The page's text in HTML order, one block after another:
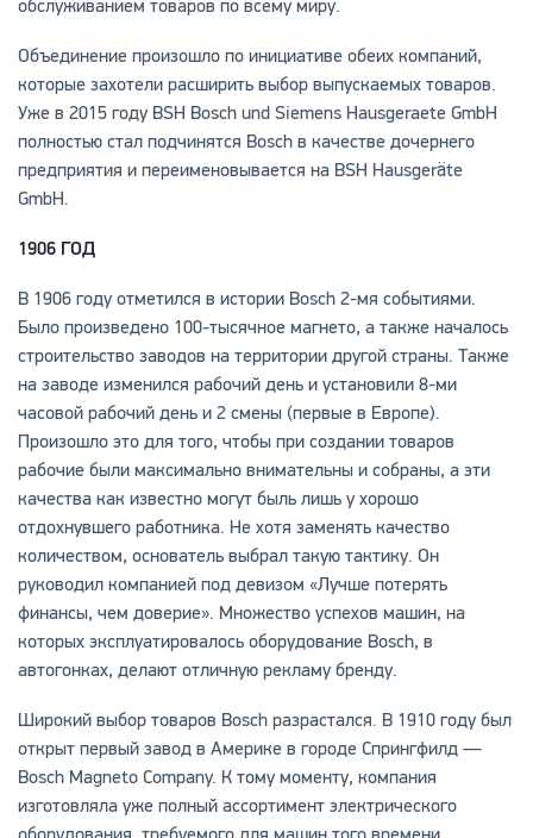
обслуживанием товаров по всему миру.
Объединение произошло по инициативе обеих компаний,
которые захотели расширить выбор выпускаемых товаров.
Уже в 2015 году BSH Bosch und Siemens Hausgeraete GmbH
полностью стал подчинятся Bosch в качестве дочернего
предприятия и переименовывается на BSH Hausgeräte
GmbH.
1906 ГОД
В 1906 году отметился в истории Bosсh 2-мя событиями.
Было произведено 100-тысячное магнето, а также началось
строительство заводов на территории другой страны. Также
на заводе изменился рабочий день и установили 8-ми
часовой рабочий день и 2 смены (первые в Европе).
Произошло это для того, чтобы при создании товаров
рабочие были максимально внимательны и собраны, а эти
качества как известно могут быль лишь у хорошо
отдохнувшего работника. Не хотя заменять качество
количеством, основатель выбрал такую тактику. Он
руководил компанией под девизом «Лучше потерять
финансы, чем доверие». Множество успехов машин, на
которых эксплуатировалось оборудование Bosсh, в
автогонках, делают отличную рекламу бренду.
Широкий выбор товаров Bosсh разрастался. В 1910 году был
открыт первый завод в Америке в городе Спрингфилд —
Bosch Magneto Company. К тому моменту, компания
изготовляла уже полный ассортимент электрического